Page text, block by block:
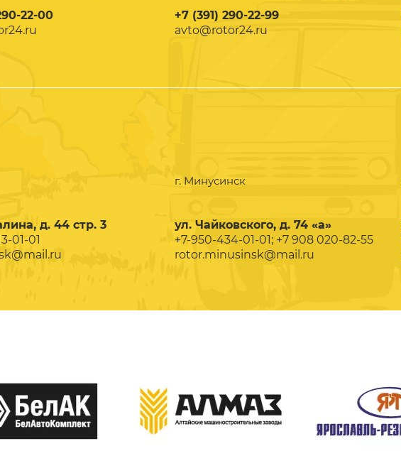
22-00
+7 (391) 290-22-99
avto@rotor24.ru
д. 44 стр. 3
01-01
г. Минусинск
ул. Чайковского, д. 74 «а»
+7-950-434-01-01; +7 908 020-82-55
rotor.minusinsk@mail.ru